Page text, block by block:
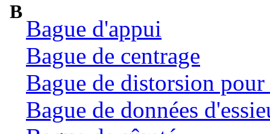
B
Bague d'appui
Bague de centrage
Bague de distorsion
Bague de données